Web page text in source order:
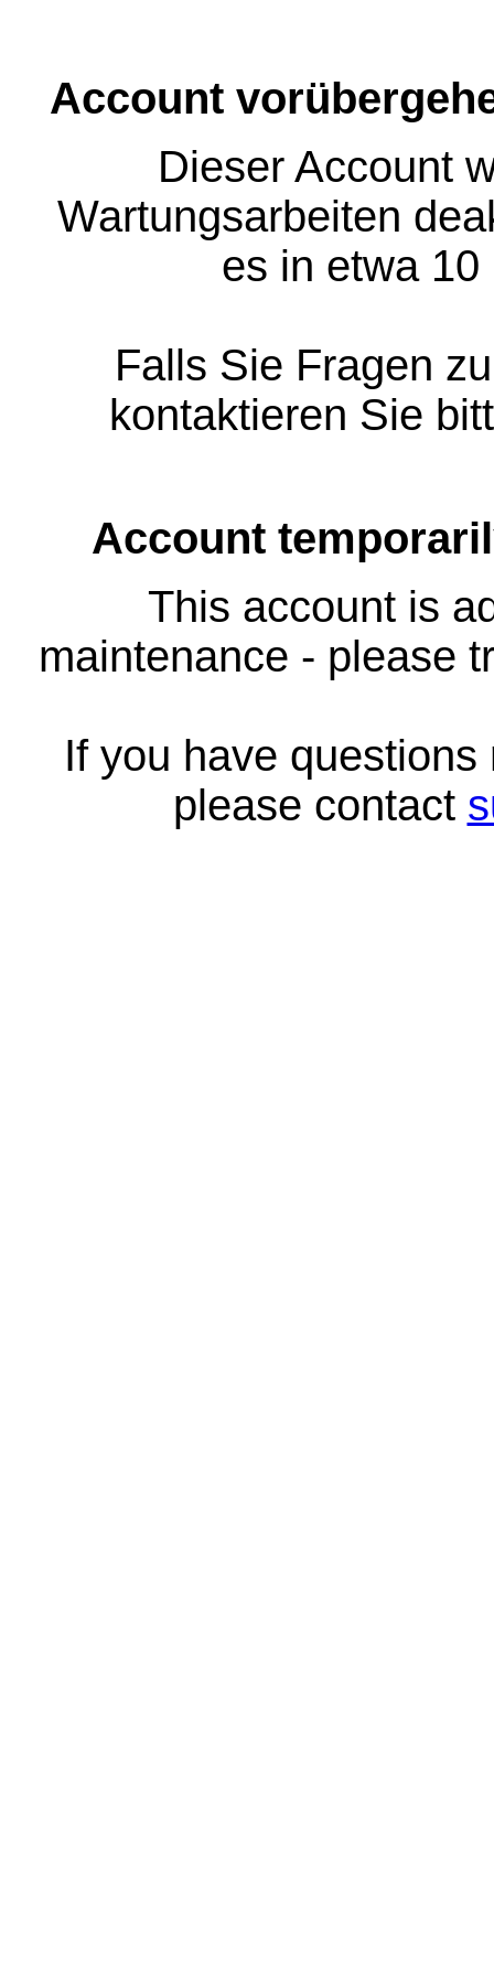
Account
Dieser Account
Wartungsarbeiten
es in etwa
Falls Sie Fragen
kontaktieren Sie
Account
This account is
maintenance - please
If you have
please contact